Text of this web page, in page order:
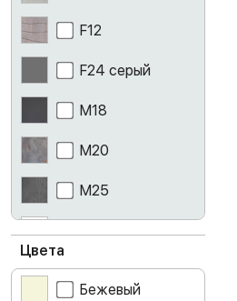
F12
F24 серый
M18
M20
M25
айриш
Цвета
Бежевый